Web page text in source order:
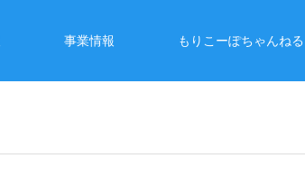
事業情報 もりこーぽちゃんねる